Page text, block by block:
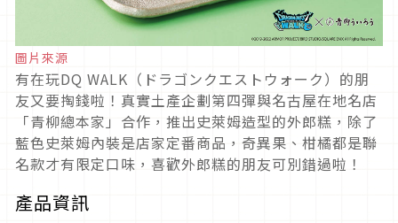
圖片來源
有在玩DQ WALK（ドラゴンクエストウォーク）的朋
友又要掏錢啦！真實土產企劃第四彈與名古屋在地名店
「青柳總本家」合作，推出史萊姆造型的外郎糕，除了
藍色史萊姆內裝是店家定番商品，奇異果、柑橘都是聯
名款才有限定口味，喜歡外郎糕的朋友可別錯過啦！
產品資訊